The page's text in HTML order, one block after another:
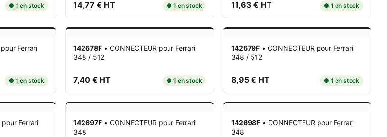
● 1 en stock 14,77 € HT ● 1 en stock 11,63 € HT ● 1 en stock
pour Ferrari
● 1 en stock
142678F • CONNECTEUR pour Ferrari
348 / 512
7,40 € HT ● 1 en stock
142679F • CONNECTEUR pour Ferrari
348 / 512
8,95 € HT ● 1 en stock
pour Ferrari
142697F • CONNECTEUR pour Ferrari
348
142698F • CONNECTEUR pour Ferrari
348